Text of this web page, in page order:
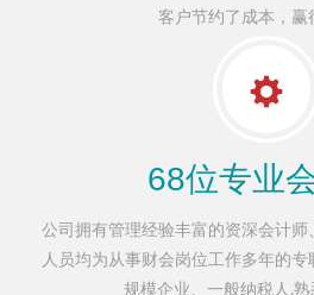
客户节约了成本，赢
68位专业
公司拥有管理经验丰富的资深会计师
人员均为从事财会岗位工作多年的
规模企业、一般纳税人,熟